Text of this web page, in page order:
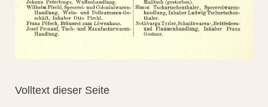
Volltext dieser Seite